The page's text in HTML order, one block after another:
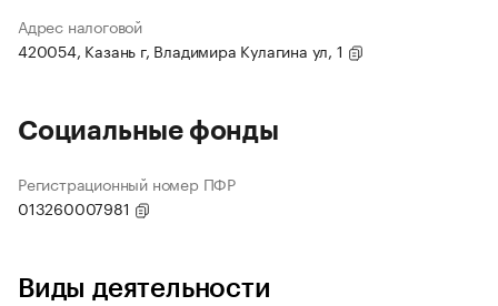
Адрес налоговой
420054, Казань г, Владимира Кулагина ул, 1
Социальные фонды
Регистрационный номер ПФР
013260007981
Виды деятельности